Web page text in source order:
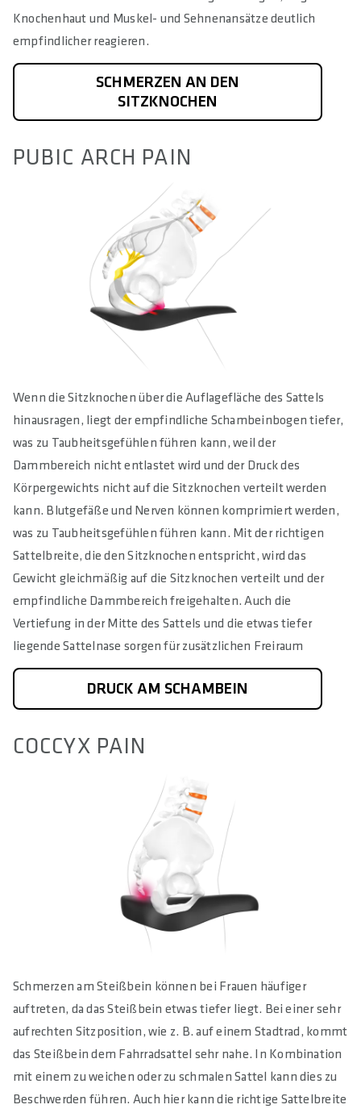
Knochenhaut und Muskel- und Sehnenansätze deutlich
empfindlicher reagieren.
SCHMERZEN AN DEN
SITZKNOCHEN
PUBIC ARCH PAIN
Wenn die Sitzknochen über die Auflagefläche des Sattels
hinausragen, liegt der empfindliche Schambeinbogen tiefer,
was zu Taubheitsgefühlen führen kann, weil der
Dammbereich nicht entlastet wird und der Druck des
Körpergewichts nicht auf die Sitzknochen verteilt werden
kann. Blutgefäße und Nerven können komprimiert werden,
was zu Taubheitsgefühlen führen kann. Mit der richtigen
Sattelbreite, die den Sitzknochen entspricht, wird das
Gewicht gleichmäßig auf die Sitzknochen verteilt und der
empfindliche Dammbereich freigehalten. Auch die
Vertiefung in der Mitte des Sattels und die etwas tiefer
liegende Sattelnase sorgen für zusätzlichen Freiraum
DRUCK AM SCHAMBEIN
COCCYX PAIN
Schmerzen am Steißbein können bei Frauen häufiger
auftreten, da das Steißbein etwas tiefer liegt. Bei einer sehr
aufrechten Sitzposition, wie z. B. auf einem Stadtrad, kommt
das Steißbein dem Fahrradsattel sehr nahe. In Kombination
mit einem zu weichen oder zu schmalen Sattel kann dies zu
Beschwerden führen. Auch hier kann die richtige Sattelbreite